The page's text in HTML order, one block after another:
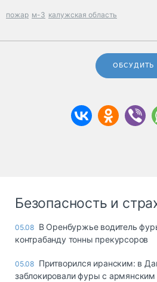
пожар м-3 калужская область
ОБСУДИТЬ
Безопасность и
05.08 В Оренбуржье водитель
контрабанду тонны прекурсоров
05.08 Притворился иранским: в
заблокировали фуры с